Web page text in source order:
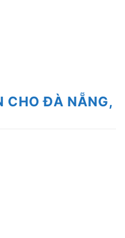
CHO ĐÀ NẴNG,